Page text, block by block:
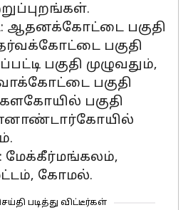
: ஆதனக்கோட்டை பகுதி
பகுதி
பகுதி முழுவதும்,
பகுதி
பகுதி
: மேக்கீர்மங்கலம்,
கோமல்.
படித்து விட்டீர்கள்